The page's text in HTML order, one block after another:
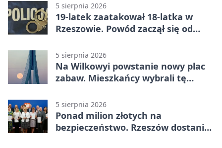
5 sierpnia 2026
19-latek zaatakował 18-latka w
Rzeszowie. Powód zaczął się od
5 sierpnia 2026
Na Wilkowyi powstanie nowy plac
zabaw. Mieszkańcy wybrali tę
5 sierpnia 2026
Ponad milion złotych na
bezpieczeństwo. Rzeszów dostanie